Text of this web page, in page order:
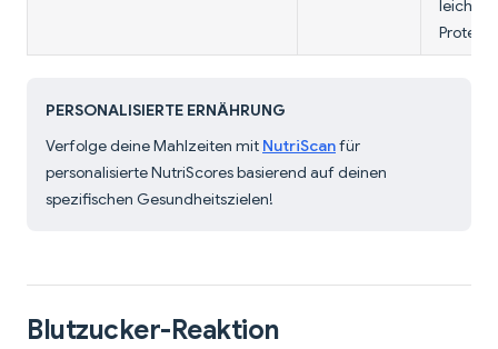
leicht
Protein.
PERSONALISIERTE ERNÄHRUNG
Verfolge deine Mahlzeiten mit NutriScanfür
personalisierte NutriScores basierend auf deinen
spezifischen Gesundheitszielen!
Blutzucker-Reaktion